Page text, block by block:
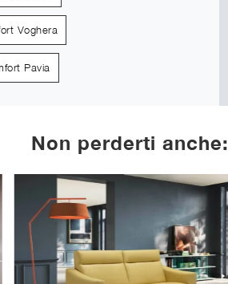
Voghera
Pavia
Non perderti anche: